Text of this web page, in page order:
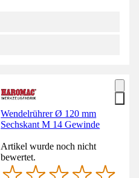
Wendelrührer Ø 120 mm
Sechskant M 14 Gewinde
Artikel wurde noch nicht
bewertet.